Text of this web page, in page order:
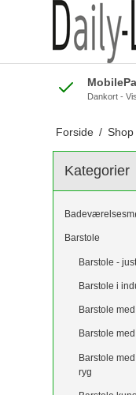
Dankort -
Forside / Shop
Kategorier
Barstole
Barstole -
Barstole i
Barstole
Barstole
Barstole
ryg